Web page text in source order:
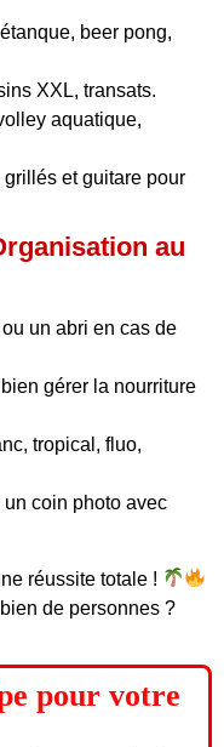
beer pong,
XXL, transats.
aquatique,
et guitare pour
au
un abri en cas de
gérer la nourriture
tropical, fluo,
un coin photo avec
réussite totale !
de personnes ?
pour votre